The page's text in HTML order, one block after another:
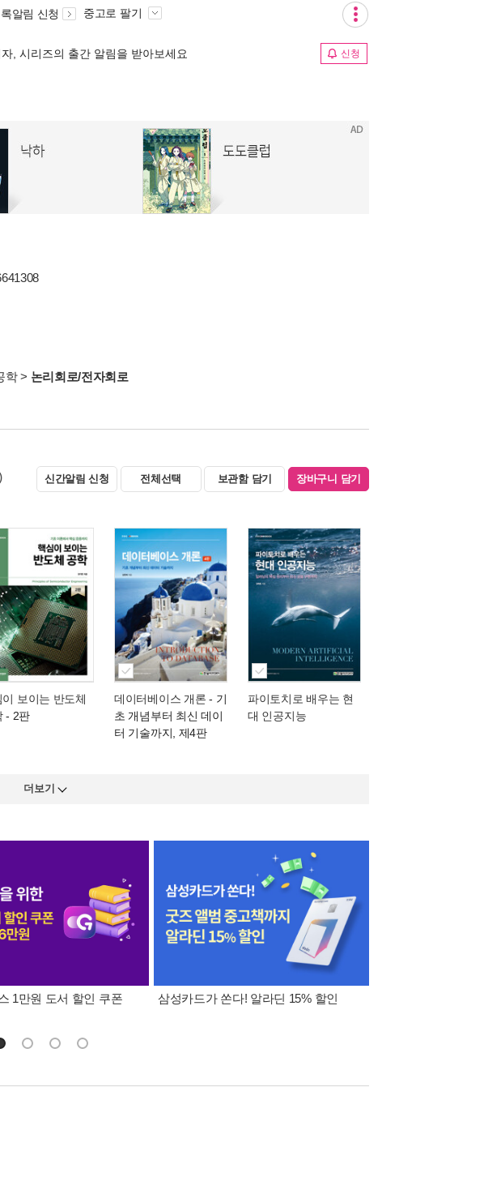
알림 신청 중고로 팔기
, 시리즈의 출간 알림을 받아보세요 신청
학> 논리회로/전자회로
신간알림 신청 전체선택 보관함 담기 장바구니 담기
이 보이는 반도체
- 2판
데이터베이스 개론 - 기
초 개념부터 최신 데이
터 기술까지, 제4판
파이토치로 배우는 현
대 인공지능
더보기
1만원 도서 할인 쿠폰 삼성카드가 쏜다! 알라딘 15% 할인